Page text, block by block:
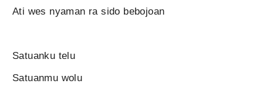
Ati wes nyaman ra sido bebojoan
Satuanku telu
Satuanmu wolu